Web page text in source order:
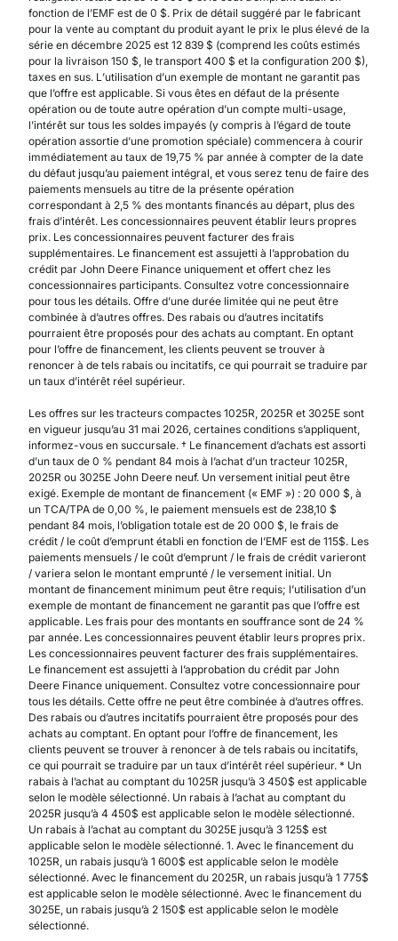
fonction de l’EMF est de 0 $. Prix de détail suggéré par le fabricant
pour la vente au comptant du produit ayant le prix le plus élevé de la
série en décembre 2025 est 12 839 $ (comprend les coûts estimés
pour la livraison 150 $, le transport 400 $ et la configuration 200 $),
taxes en sus. L’utilisation d’un exemple de montant ne garantit pas
que l’offre est applicable. Si vous êtes en défaut de la présente
opération ou de toute autre opération d’un compte multi-usage,
l’intérêt sur tous les soldes impayés (y compris à l’égard de toute
opération assortie d’une promotion spéciale) commencera à courir
immédiatement au taux de 19,75 % par année à compter de la date
du défaut jusqu’au paiement intégral, et vous serez tenu de faire des
paiements mensuels au titre de la présente opération
correspondant à 2,5 % des montants financés au départ, plus des
frais d’intérêt. Les concessionnaires peuvent établir leurs propres
prix. Les concessionnaires peuvent facturer des frais
supplémentaires. Le financement est assujetti à l’approbation du
crédit par John Deere Finance uniquement et offert chez les
concessionnaires participants. Consultez votre concessionnaire
pour tous les détails. Offre d’une durée limitée qui ne peut être
combinée à d’autres offres. Des rabais ou d’autres incitatifs
pourraient être proposés pour des achats au comptant. En optant
pour l’offre de financement, les clients peuvent se trouver à
renoncer à de tels rabais ou incitatifs, ce qui pourrait se traduire par
un taux d’intérêt réel supérieur.
Les offres sur les tracteurs compactes 1025R, 2025R et 3025E sont
en vigueur jusqu’au 31 mai 2026, certaines conditions s’appliquent,
informez-vous en succursale. † Le financement d’achats est assorti
d’un taux de 0 % pendant 84 mois à l’achat d’un tracteur 1025R,
2025R ou 3025E John Deere neuf. Un versement initial peut être
exigé. Exemple de montant de financement (« EMF ») : 20 000 $, à
un TCA/TPA de 0,00 %, le paiement mensuels est de 238,10 $
pendant 84 mois, l’obligation totale est de 20 000 $, le frais de
crédit / le coût d’emprunt établi en fonction de l’EMF est de 115$. Les
paiements mensuels / le coût d’emprunt / le frais de crédit varieront
/ variera selon le montant emprunté / le versement initial. Un
montant de financement minimum peut être requis; l’utilisation d’un
exemple de montant de financement ne garantit pas que l’offre est
applicable. Les frais pour des montants en souffrance sont de 24 %
par année. Les concessionnaires peuvent établir leurs propres prix.
Les concessionnaires peuvent facturer des frais supplémentaires.
Le financement est assujetti à l’approbation du crédit par John
Deere Finance uniquement. Consultez votre concessionnaire pour
tous les détails. Cette offre ne peut être combinée à d’autres offres.
Des rabais ou d’autres incitatifs pourraient être proposés pour des
achats au comptant. En optant pour l’offre de financement, les
clients peuvent se trouver à renoncer à de tels rabais ou incitatifs,
ce qui pourrait se traduire par un taux d’intérêt réel supérieur. * Un
rabais à l’achat au comptant du 1025R jusqu’à 3 450$ est applicable
selon le modèle sélectionné. Un rabais à l’achat au comptant du
2025R jusqu’à 4 450$ est applicable selon le modèle sélectionné.
Un rabais à l’achat au comptant du 3025E jusqu’à 3 125$ est
applicable selon le modèle sélectionné. 1. Avec le financement du
1025R, un rabais jusqu’à 1 600$ est applicable selon le modèle
sélectionné. Avec le financement du 2025R, un rabais jusqu’à 1 775$
est applicable selon le modèle sélectionné. Avec le financement du
3025E, un rabais jusqu’à 2 150$ est applicable selon le modèle
sélectionné.